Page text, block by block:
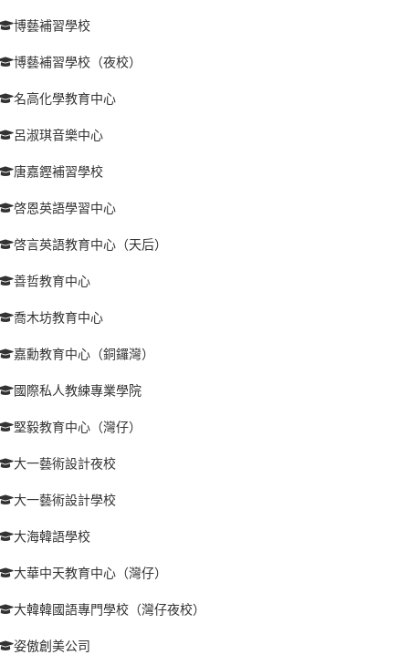
博藝補習學校
博藝補習學校（夜校）
名高化學教育中心
呂淑琪音樂中心
唐嘉鏗補習學校
啓恩英語學習中心
啓言英語教育中心（天后）
善哲教育中心
喬木坊教育中心
嘉勳教育中心（銅鑼灣）
國際私人教練專業學院
堅毅教育中心（灣仔）
大一藝術設計夜校
大一藝術設計學校
大海韓語學校
大華中天教育中心（灣仔）
大韓韓國語專門學校（灣仔夜校）
姿傲創美公司